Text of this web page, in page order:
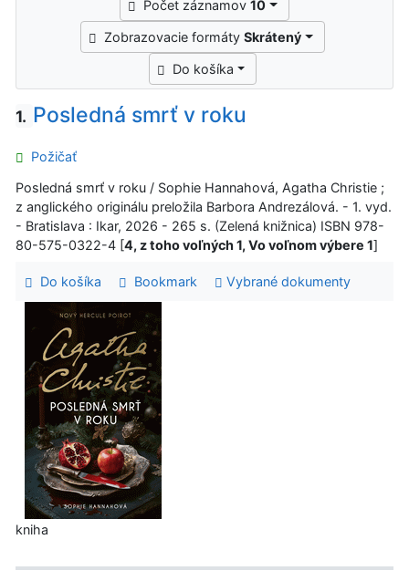
Počet záznamov10
Zobrazovacie formátySkrátený
Do košíka
1. Posledná smrť v roku
Požičať
Posledná smrť v roku / Sophie Hannahová, Agatha Christie ;
z anglického originálu preložila Barbora Andrezálová. - 1. vyd.
- Bratislava : Ikar, 2026 - 265 s. (Zelená knižnica) ISBN 978-
80-575-0322-4 [4, z toho voľných 1, Vo voľnom výbere 1]
Do košíka Bookmark Vybrané dokumenty
kniha